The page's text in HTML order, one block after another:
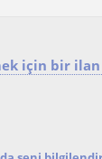
için bir ilan